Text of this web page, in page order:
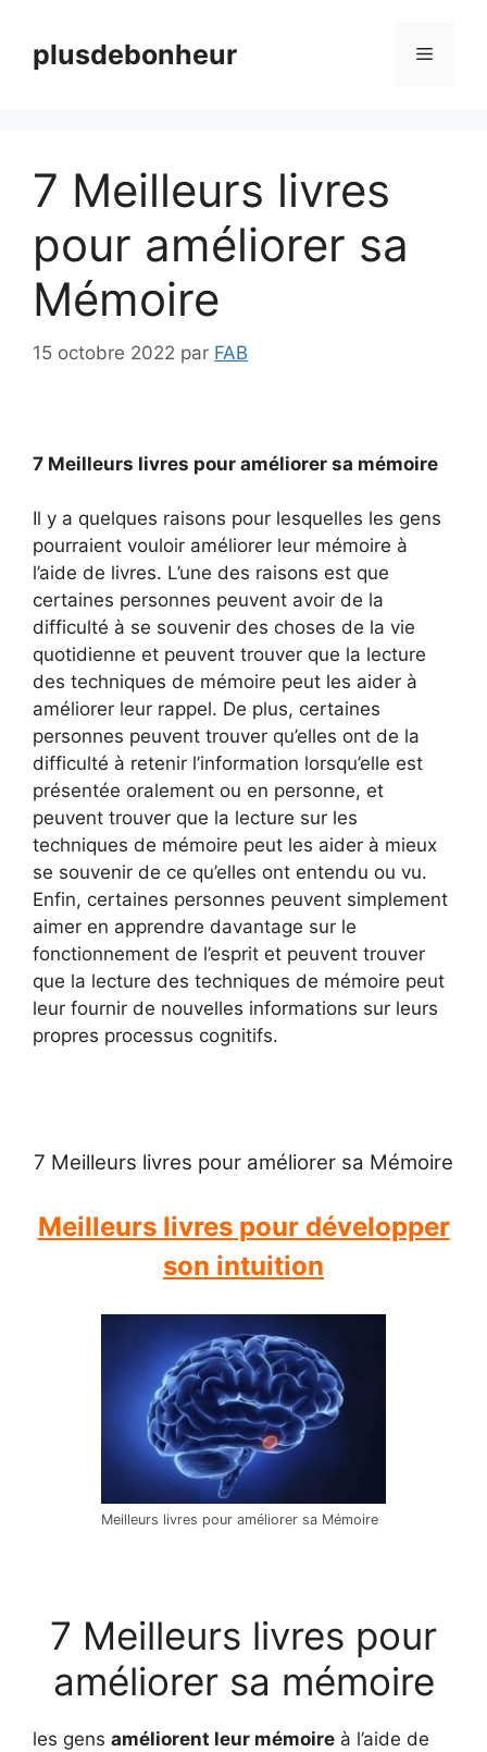
contenuplusdebonheur Menu
7 Meilleurs livres
pour améliorer sa
Mémoire
15 octobre 2022 par FAB
7 Meilleurs livres pour améliorer sa mémoire
Il y a quelques raisons pour lesquelles les gens
pourraient vouloir améliorer leur mémoire à
l’aide de livres. L’une des raisons est que
certaines personnes peuvent avoir de la
difficulté à se souvenir des choses de la vie
quotidienne et peuvent trouver que la lecture
des techniques de mémoire peut les aider à
améliorer leur rappel. De plus, certaines
personnes peuvent trouver qu’elles ont de la
difficulté à retenir l’information lorsqu’elle est
présentée oralement ou en personne, et
peuvent trouver que la lecture sur les
techniques de mémoire peut les aider à mieux
se souvenir de ce qu’elles ont entendu ou vu.
Enfin, certaines personnes peuvent simplement
aimer en apprendre davantage sur le
fonctionnement de l’esprit et peuvent trouver
que la lecture des techniques de mémoire peut
leur fournir de nouvelles informations sur leurs
propres processus cognitifs.
7 Meilleurs livres pour améliorer sa Mémoire
Meilleurs livres pour développer
son intuition
Meilleurs livres pour améliorer sa Mémoire
7 Meilleurs livres pour
améliorer sa mémoire
les gens améliorent leur mémoire à l’aide de